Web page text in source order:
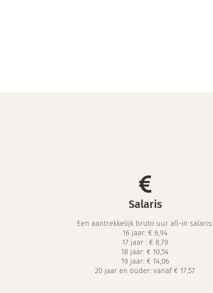
Salaris
Een aantrekkelijk bruto uur all-in salaris:
16 jaar: € 6,94
17 jaar : € 8,79
18 jaar: € 10,54
19 jaar: € 14,06
20 jaar en ouder: vanaf € 17,57